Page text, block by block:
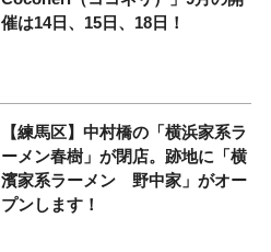
催は14日、15日、18日！
【練馬区】中村橋の「横浜家系ラ
ーメン春樹」が閉店。跡地に「横
濱家系ラーメン 野中家」がオー
プンします！